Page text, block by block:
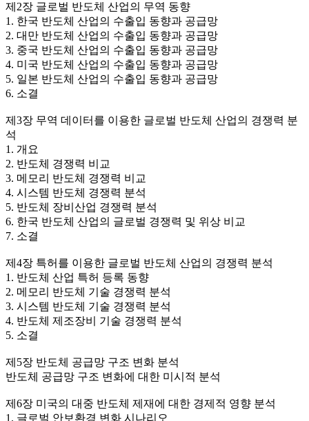
제2장 글로벌 반도체 산업의 무역 동향
1. 한국 반도체 산업의 수출입 동향과 공급망
2. 대만 반도체 산업의 수출입 동향과 공급망
3. 중국 반도체 산업의 수출입 동향과 공급망
4. 미국 반도체 산업의 수출입 동향과 공급망
5. 일본 반도체 산업의 수출입 동향과 공급망
6. 소결
제3장 무역 데이터를 이용한 글로벌 반도체 산업의 경쟁력 분
석
1. 개요
2. 반도체 경쟁력 비교
3. 메모리 반도체 경쟁력 비교
4. 시스템 반도체 경쟁력 분석
5. 반도체 장비산업 경쟁력 분석
6. 한국 반도체 산업의 글로벌 경쟁력 및 위상 비교
7. 소결
제4장 특허를 이용한 글로벌 반도체 산업의 경쟁력 분석
1. 반도체 산업 특허 등록 동향
2. 메모리 반도체 기술 경쟁력 분석
3. 시스템 반도체 기술 경쟁력 분석
4. 반도체 제조장비 기술 경쟁력 분석
5. 소결
제5장 반도체 공급망 구조 변화 분석
반도체 공급망 구조 변화에 대한 미시적 분석
제6장 미국의 대중 반도체 제재에 대한 경제적 영향 분석
1. 글로벌 안보환경 변화 시나리오